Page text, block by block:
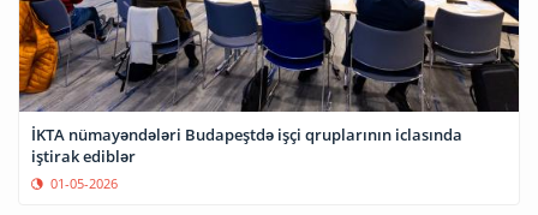
İKTA nümayəndələri Budapeştdə işçi qruplarının iclasında
iştirak ediblər
01-05-2026